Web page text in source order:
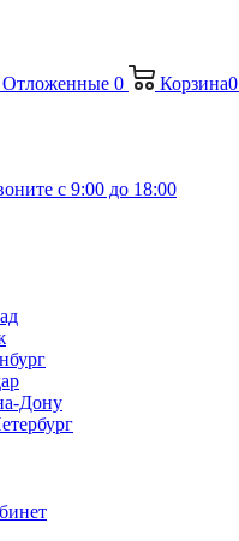
Отложенные 0 Корзина0
с 9:00 до 18:00
Дону